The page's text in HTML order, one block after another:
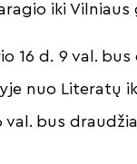
iki Vilniaus
16 d. 9 val.
nuo Literatų
val. bus